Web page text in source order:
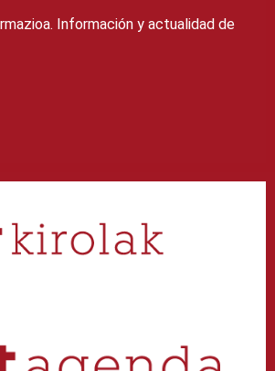
Información y actualidad de